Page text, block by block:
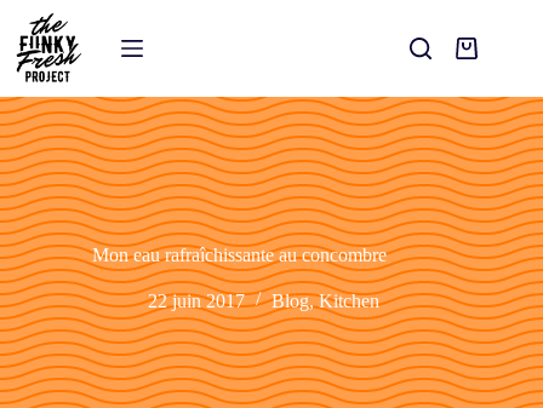
Mon eau rafraîchissante au concombre
22 juin 2017 Blog,Kitchen